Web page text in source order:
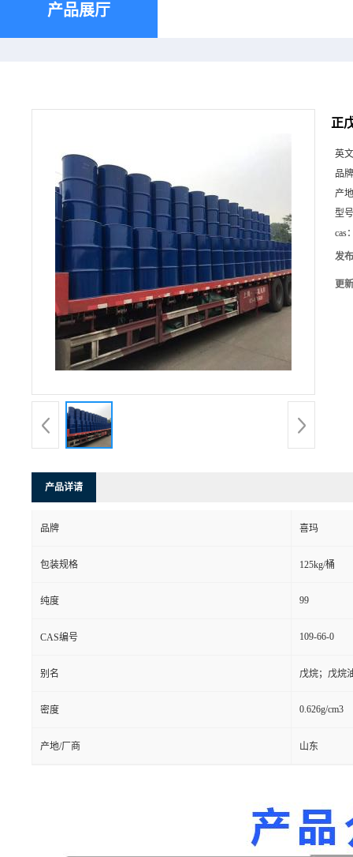
产品展厅
正
英
品
产
型
cas
发
更
产品详请
品牌 喜玛
包装规格 125kg/桶
纯度 99
CAS编号 109-66-0
别名 戊烷；戊烷
密度 0.626g/cm3
产地/厂商 山东